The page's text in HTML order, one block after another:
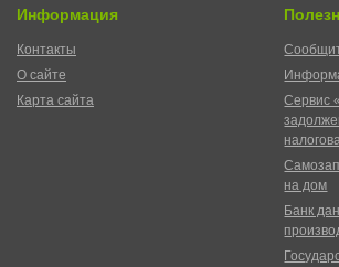
Информация
Контакты
О сайте
Карта сайта
Сервис
на дом
Банк